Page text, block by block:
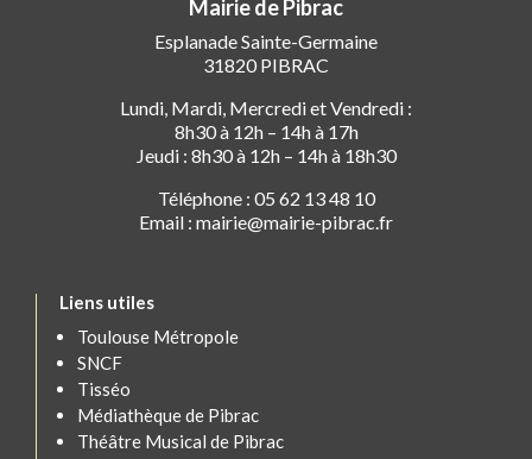
Mairie de Pibrac
Esplanade Sainte-Germaine
31820 PIBRAC
Lundi, Mardi, Mercredi et Vendredi :
8h30 à 12h – 14h à 17h
Jeudi : 8h30 à 12h – 14h à 18h30
Téléphone : 05 62 13 48 10
Email : mairie@mairie-pibrac.fr
Liens utiles
Toulouse Métropole
SNCF
Tisséo
Médiathèque de Pibrac
Théâtre Musical de Pibrac